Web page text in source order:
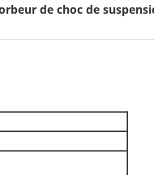
de choc de